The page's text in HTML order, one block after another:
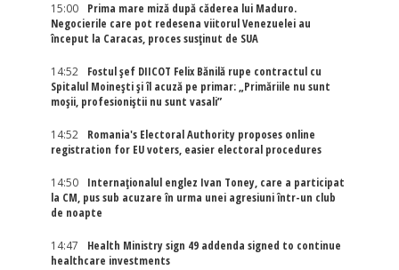
15:00
Prima mare miză după căderea lui Maduro.
Negocierile care pot redesena viitorul Venezuelei au
început la Caracas, proces susținut de SUA
14:52
Fostul șef DIICOT Felix Bănilă rupe contractul cu
Spitalul Moinești și îl acuză pe primar: „Primăriile nu sunt
moșii, profesioniștii nu sunt vasali”
14:52
Romania's Electoral Authority proposes online
registration for EU voters, easier electoral procedures
14:50
Internaţionalul englez Ivan Toney, care a participat
la CM, pus sub acuzare în urma unei agresiuni într-un club
de noapte
14:47
Health Ministry sign 49 addenda signed to continue
healthcare investments